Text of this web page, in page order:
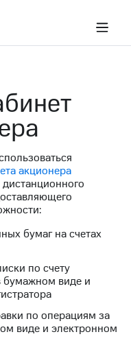
акционера
бумаг на счетах
по счету
бумажном виде и
по операциям за
виде и электронном